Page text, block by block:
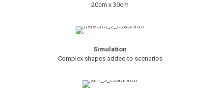
20cm x 30cm
Simulation
Complex shapes added to scenarios